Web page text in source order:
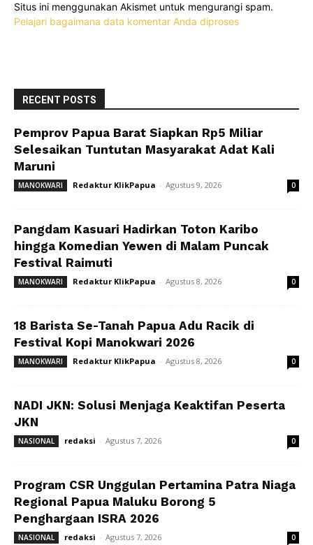
Situs ini menggunakan Akismet untuk mengurangi spam.
Pelajari bagaimana data komentar Anda diproses
RECENT POSTS
Pemprov Papua Barat Siapkan Rp5 Miliar
Selesaikan Tuntutan Masyarakat Adat Kali
Maruni
MANOKWARI Redaktur KlikPapua - Agustus 9, 2026 0
Pangdam Kasuari Hadirkan Toton Karibo
hingga Komedian Yewen di Malam Puncak
Festival Raimuti
MANOKWARI Redaktur KlikPapua - Agustus 8, 2026 0
18 Barista Se-Tanah Papua Adu Racik di
Festival Kopi Manokwari 2026
MANOKWARI Redaktur KlikPapua - Agustus 8, 2026 0
NADI JKN: Solusi Menjaga Keaktifan Peserta
JKN
NASIONAL redaksi - Agustus 7, 2026 0
Program CSR Unggulan Pertamina Patra Niaga
Regional Papua Maluku Borong 5
Penghargaan ISRA 2026
NASIONAL redaksi - Agustus 7, 2026 0